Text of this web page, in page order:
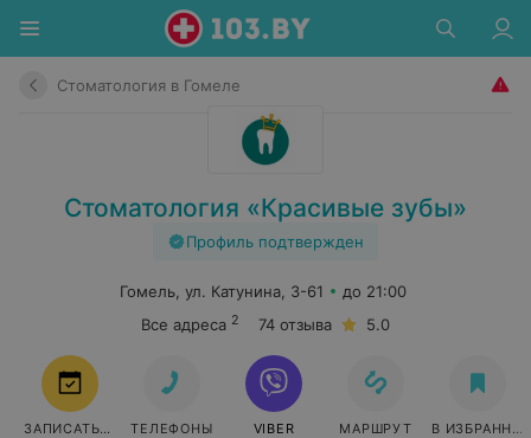
Стоматология в Гомеле
Стоматология «Красивые зубы»
Профиль подтвержден
Гомель, ул. Катунина, 3-61
до 21:00
Все адреса 2 74 отзыва 5.0
ЗАПИСАТЬСЯ ТЕЛЕФОНЫ VIBER МАРШРУТ В ИЗБРАННОЕ